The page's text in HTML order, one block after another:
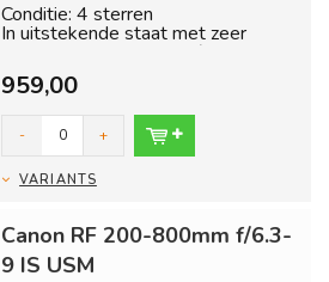
Conditie: 4 sterren
In uitstekende staat met zeer
weinig gebruikssporen. (scheurtje in
zonnekap)
I...
959,00
- +
VARIANTS
Canon RF 200-800mm f/6.3-
9 IS USM